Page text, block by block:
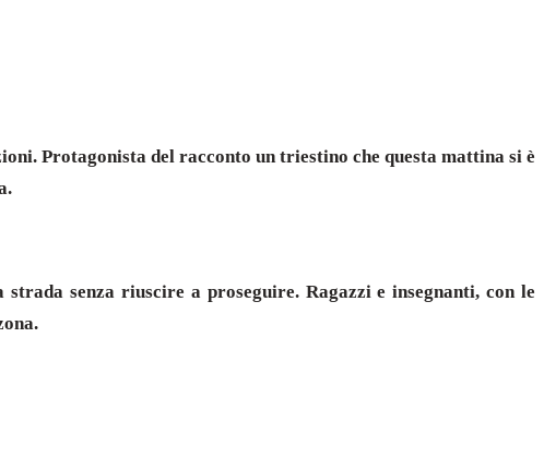
Protagonista del racconto un triestino che questa mattina si è
senza riuscire a proseguire. Ragazzi e insegnanti, con le